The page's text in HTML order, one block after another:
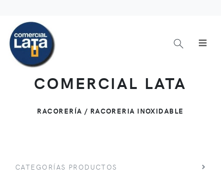
COMERCIAL LATA
RACORERÍA / RACORERIA INOXIDABLE
CATEGORÍAS PRODUCTOS